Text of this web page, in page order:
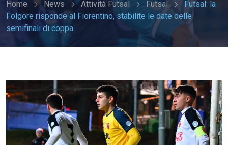
Home News Attività Futsal Futsal
Futsal: la
Folgore risponde al Fiorentino, stabilite le date delle
semifinali di coppa